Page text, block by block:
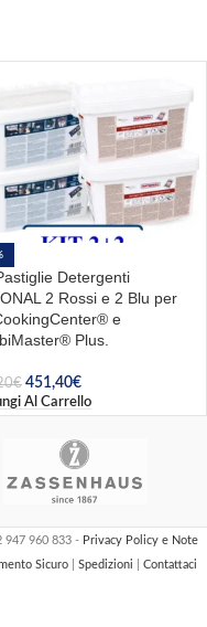
Detergenti
2 Rossi e 2 Blu per
e
Plus.
€ 451,40€
Al Carrello
947 960 833 - Privacy Policy e Note
Sicuro Spedizioni Contattaci